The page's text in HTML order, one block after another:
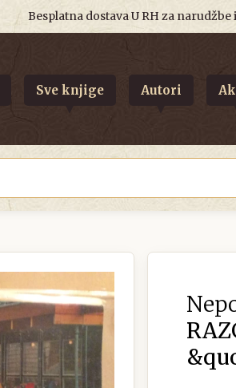
Besplatna dostava U RH za narudžbe
Sve knjige Autori